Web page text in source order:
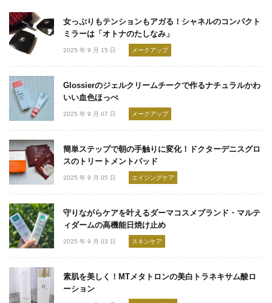
女っぷりもテンションもアガる！シャネルのコンパクト
ミラーは「オトナのたしなみ」
2025 年 9 月 15 日 メークアップ
Glossierのジェルクリームチークで作るナチュラルかわ
いい血色ほっぺ
2025 年 9 月 07 日 メークアップ
簡単ステップで朝の手触りに変化！ドクターデニスグロ
スのトリートメントパッド
2025 年 9 月 05 日 エイジングケア
守りながらケアを叶えるダーマコスメブランド・マルテ
ィダームの高機能日焼け止め
2025 年 9 月 03 日 スキンケア
素肌を美しく！MTメタトロンの美白トラネキサム酸ロ
ーション